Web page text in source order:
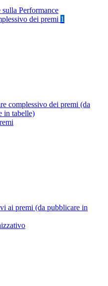
sulla Performance
dei premi 1
complessivo dei premi (da
in tabelle)
ai premi (da pubblicare in